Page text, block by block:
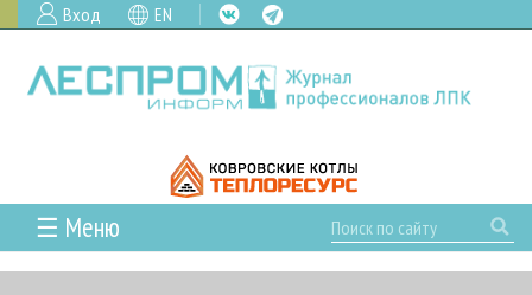
Вход EN
☰ Меню
ГЛАВНАЯ